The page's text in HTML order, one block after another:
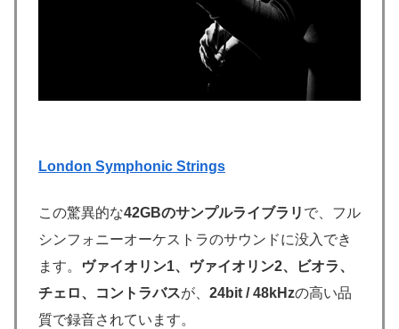
London Symphonic Strings
この驚異的な42GBのサンプルライブラリ で、フル
シンフォニーオーケストラのサウンドに没入でき
ます。
ヴァイオリン1、ヴァイオリン2、ビオラ、
チェロ、コントラバスが、 24bit / 48kHzの高い品
質で録音されています。